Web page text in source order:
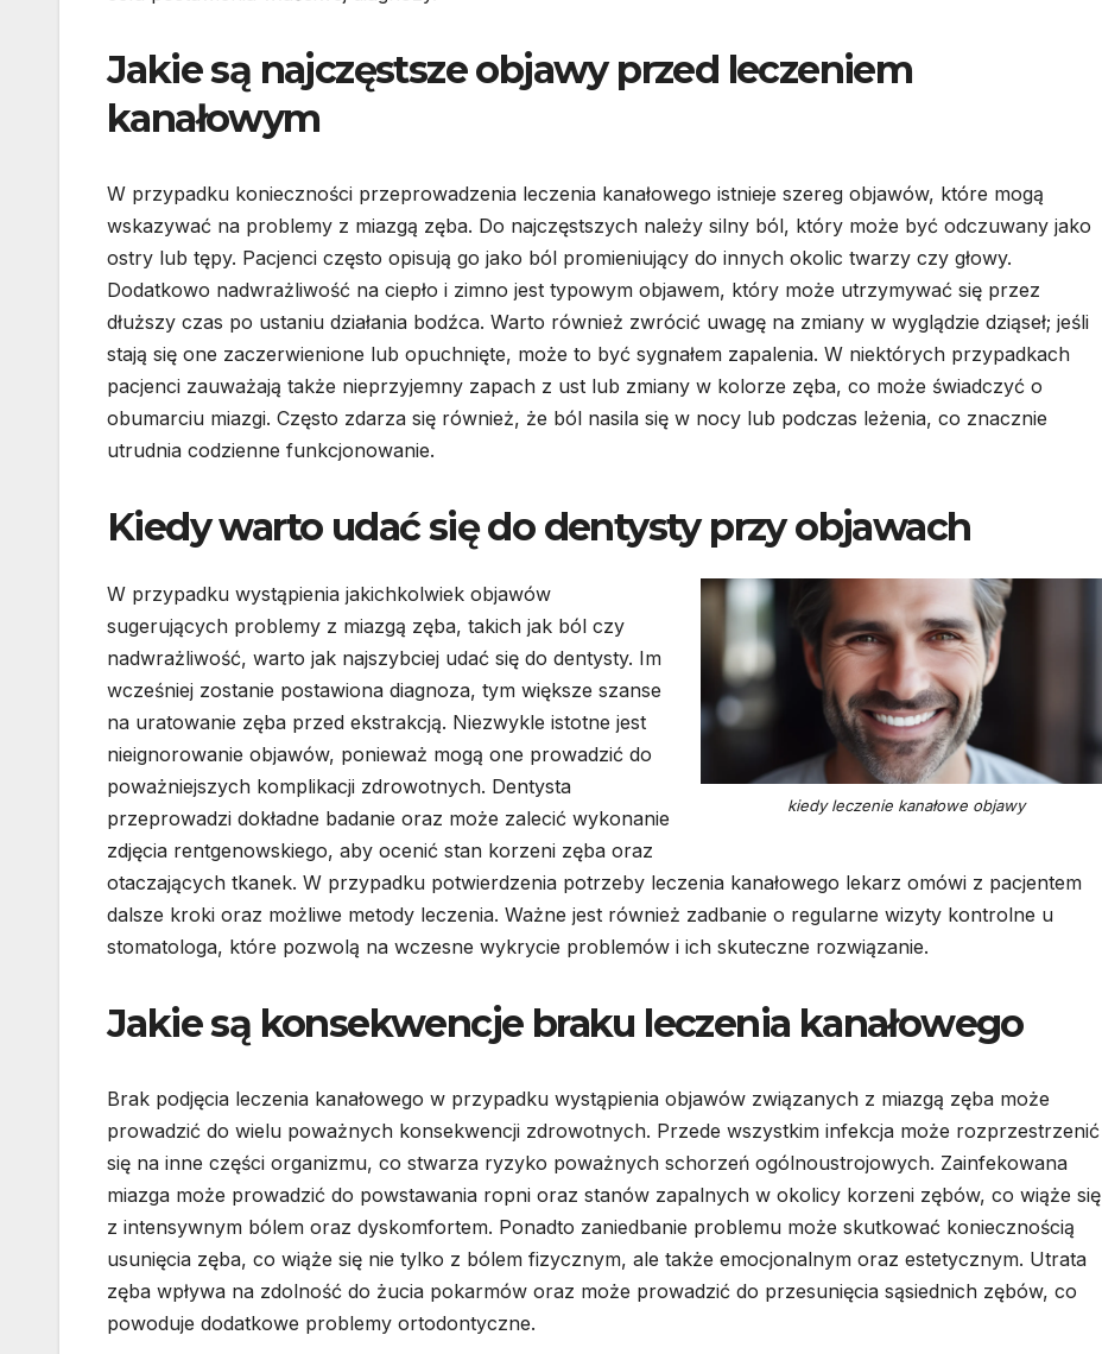
Jakie są najczęstsze objawy przed leczeniem
kanałowym
W przypadku konieczności przeprowadzenia leczenia kanałowego istnieje szereg objawów, które mogą
wskazywać na problemy z miazgą zęba. Do najczęstszych należy silny ból, który może być odczuwany jako
ostry lub tępy. Pacjenci często opisują go jako ból promieniujący do innych okolic twarzy czy głowy.
Dodatkowo nadwrażliwość na ciepło i zimno jest typowym objawem, który może utrzymywać się przez
dłuższy czas po ustaniu działania bodźca. Warto również zwrócić uwagę na zmiany w wyglądzie dziąseł; jeśli
stają się one zaczerwienione lub opuchnięte, może to być sygnałem zapalenia. W niektórych przypadkach
pacjenci zauważają także nieprzyjemny zapach z ust lub zmiany w kolorze zęba, co może świadczyć o
obumarciu miazgi. Często zdarza się również, że ból nasila się w nocy lub podczas leżenia, co znacznie
utrudnia codzienne funkcjonowanie.
Kiedy warto udać się do dentysty przy objawach
kiedy leczenie kanałowe objawy
W przypadku wystąpienia jakichkolwiek objawów
sugerujących problemy z miazgą zęba, takich jak ból czy
nadwrażliwość, warto jak najszybciej udać się do dentysty. Im
wcześniej zostanie postawiona diagnoza, tym większe szanse
na uratowanie zęba przed ekstrakcją. Niezwykle istotne jest
nieignorowanie objawów, ponieważ mogą one prowadzić do
poważniejszych komplikacji zdrowotnych. Dentysta
przeprowadzi dokładne badanie oraz może zalecić wykonanie
zdjęcia rentgenowskiego, aby ocenić stan korzeni zęba oraz
otaczających tkanek. W przypadku potwierdzenia potrzeby leczenia kanałowego lekarz omówi z pacjentem
dalsze kroki oraz możliwe metody leczenia. Ważne jest również zadbanie o regularne wizyty kontrolne u
stomatologa, które pozwolą na wczesne wykrycie problemów i ich skuteczne rozwiązanie.
Jakie są konsekwencje braku leczenia kanałowego
Brak podjęcia leczenia kanałowego w przypadku wystąpienia objawów związanych z miazgą zęba może
prowadzić do wielu poważnych konsekwencji zdrowotnych. Przede wszystkim infekcja może rozprzestrzenić
się na inne części organizmu, co stwarza ryzyko poważnych schorzeń ogólnoustrojowych. Zainfekowana
miazga może prowadzić do powstawania ropni oraz stanów zapalnych w okolicy korzeni zębów, co wiąże się
z intensywnym bólem oraz dyskomfortem. Ponadto zaniedbanie problemu może skutkować koniecznością
usunięcia zęba, co wiąże się nie tylko z bólem fizycznym, ale także emocjonalnym oraz estetycznym. Utrata
zęba wpływa na zdolność do żucia pokarmów oraz może prowadzić do przesunięcia sąsiednich zębów, co
powoduje dodatkowe problemy ortodontyczne.